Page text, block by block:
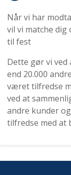
Når vi har
vil vi matche dig
til fest
Dette gør vi ved
end 20.000
været tilfredse
ved at
andre kunder
tilfredse med at